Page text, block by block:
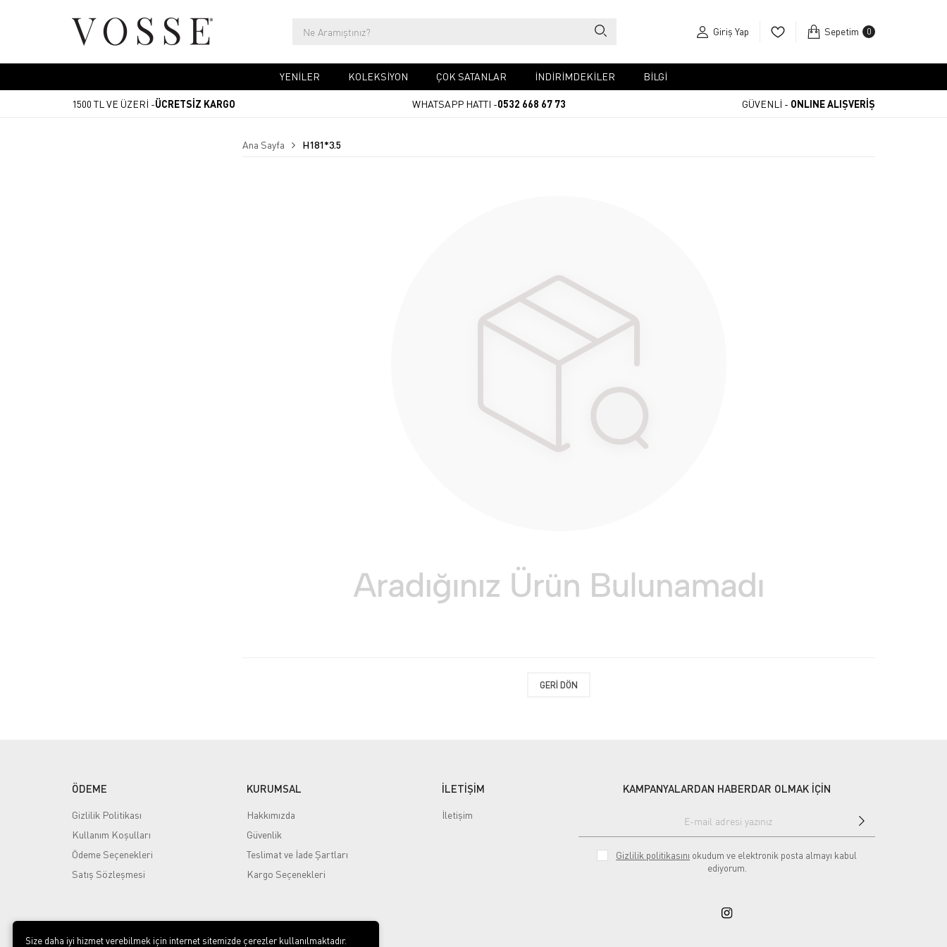
Giriş Yap Sepetim 0
YENİLER KOLEKSİYON ÇOK SATANLAR İNDİRİMDEKİLER BİLGİ
1500 TL VE ÜZERİ -ÜCRETSİZ KARGO WHATSAPP HATTI -0532 668 67 73 GÜVENLİ - ONLINE ALIŞVERİŞ
Ana Sayfa H181*3.5
GERI DÖN
ÖDEME
Gizlilik Politikası
Kullanım Koşulları
Ödeme Seçenekleri
Satış Sözleşmesi
KURUMSAL
Hakkımızda
Güvenlik
Teslimat ve İade Şartları
Kargo Seçenekleri
İLETİŞİM
İletişim
KAMPANYALARDAN HABERDAR OLMAK İÇİN
Gizlilik politikasını okudum ve elektronik posta almayı kabul
ediyorum.
Size daha iyi hizmet verebilmek için internet sitemizde çerezler kullanılmaktadır.